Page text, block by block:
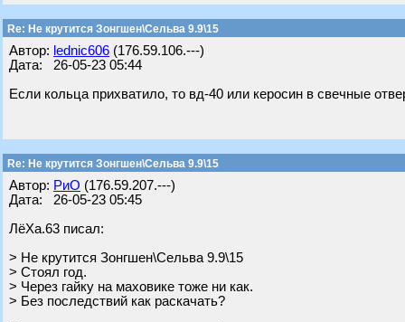
Re: Не крутится Зонгшен\Сельва 9.9\15
Автор: lednic606 (176.59.106.---)
Дата: 26-05-23 05:44
Если кольца прихватило, то вд-40 или керосин в свечные
Re: Не крутится Зонгшен\Сельва 9.9\15
Автор: РиО (176.59.207.---)
Дата: 26-05-23 05:45
ЛёХа.63 писал:
> Не крутится Зонгшен\Сельва 9.9\15
> Стоял год.
> Через гайку на маховике тоже ни как.
> Без последствий как раскачать?